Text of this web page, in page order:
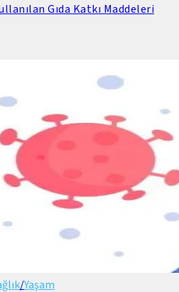
Gıda Katkı Maddeleri
/Yaşam